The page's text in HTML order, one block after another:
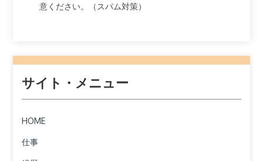
意ください。（スパム対策）
サイト・メニュー
HOME
仕事